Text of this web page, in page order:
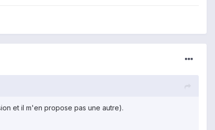
et il m'en propose pas une autre).